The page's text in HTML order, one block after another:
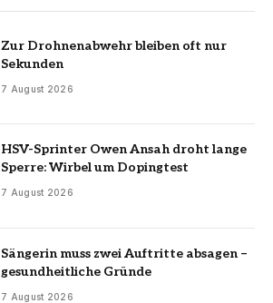
Zur Drohnenabwehr bleiben oft nur
Sekunden
7 August 2026
HSV-Sprinter Owen Ansah droht lange
Sperre: Wirbel um Dopingtest
7 August 2026
Sängerin muss zwei Auftritte absagen –
gesundheitliche Gründe
7 August 2026